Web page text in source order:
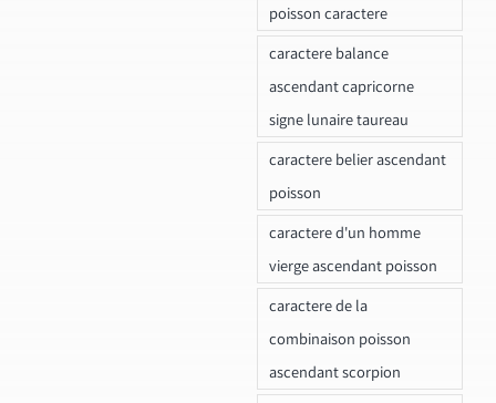
poisson caractere
caractere balance
ascendant capricorne
signe lunaire taureau
caractere belier ascendant
poisson
caractere d'un homme
vierge ascendant poisson
caractere de la
combinaison poisson
ascendant scorpion